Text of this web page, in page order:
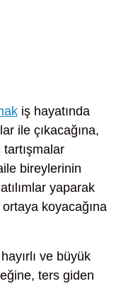
iş hayatında
ile çıkacağına,
bireylerinin
yaparak
koyacağına
hayırlı ve büyük
ters giden